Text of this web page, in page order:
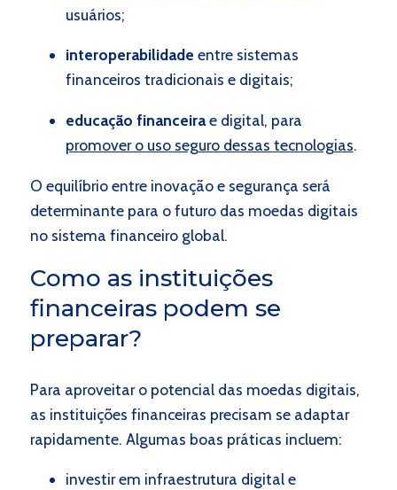
usuários;
interoperabilidade entre sistemas
financeiros tradicionais e digitais;
educação financeirae digital, para
promover o uso seguro dessas tecnologias.
O equilíbrio entre inovação e segurança será
determinante para o futuro das moedas digitais
no sistema financeiro global.
Como as instituições
financeiras podem se
preparar?
Para aproveitar o potencial das moedas digitais,
as instituições financeiras precisam se adaptar
rapidamente. Algumas boas práticas incluem:
investir em infraestrutura digital e